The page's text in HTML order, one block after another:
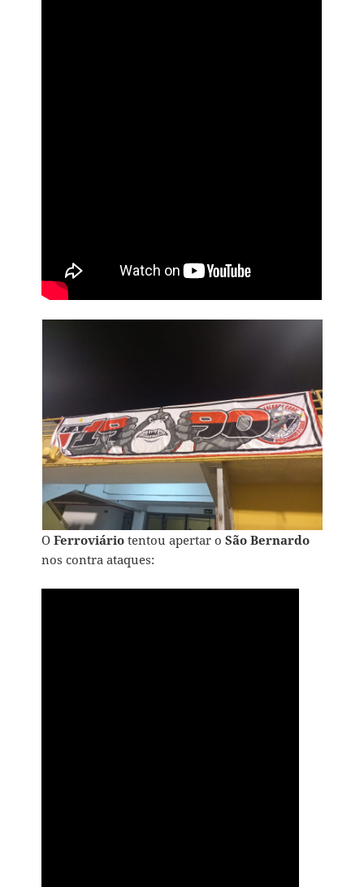
OFerroviário tentou apertar oSão Bernardo
nos contra ataques: